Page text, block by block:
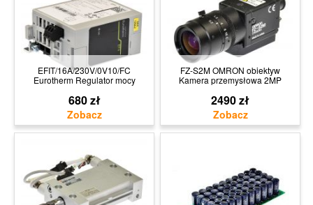
EFIT/16A/230V/0V10/FC
Eurotherm Regulator mocy
680 zł
FZ-S2M OMRON obiektyw
Kamera przemysłowa 2MP
2490 zł